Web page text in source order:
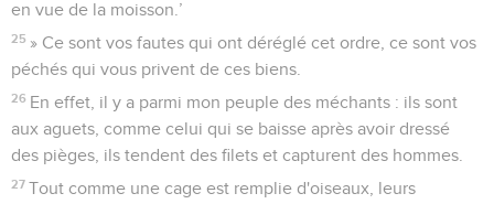
en vue de la moisson.’
25 » Ce sont vos fautes qui ont déréglé cet ordre, ce sont vos
péchés qui vous privent de ces biens.
26 En effet, il y a parmi mon peuple des méchants : ils sont
aux aguets, comme celui qui se baisse après avoir dressé
des pièges, ils tendent des filets et capturent des hommes.
27 Tout comme une cage est remplie d'oiseaux, leurs